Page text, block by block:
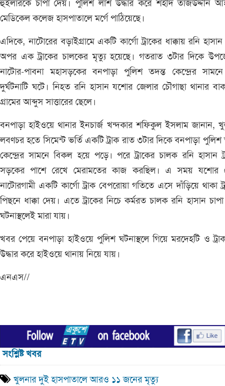
হুইলারকে চাপা দেয়। পুলিশ লাশ উদ্ধার করে শহীদ তাজউদ্দীন
মেডিকেল কলেজ হাসপাতালে মর্গে পাঠিয়েছে।
এদিকে, নাটোরের বড়াইগ্রামে একটি কার্গো ট্রাকের ধাক্কায় রনি
অপর এক ট্রাকের চালকের মৃত্যু হয়েছে। গতরাত ৩টার দিকে
নাটোর-পাবনা মহাসড়কের বনপাড়া পুলিশ তদন্ত কেন্দ্রের
দুর্ঘটনাটি ঘটে। নিহত রনি হাসান যশোর জেলার চৌগাছা থানার
গ্রামের আব্দুস সাত্তারের ছেলে।
বনপাড়া হাইওয়ে থানার ইনচার্জ খন্দকার শফিকুল ইসলাম জানান,
লবণচর হতে সিমেন্ট ভর্তি একটি ট্রাক রাত ৩টার দিকে বনপাড়া পুলিশ
কেন্দ্রের সামনে বিকল হয়ে পড়ে। পরে ট্রাকের চালক রনি হাসান
সড়কের পাশে রেখে মেরামতের কাজ করছিল। এ সময় যশোর
নাটোরগামী একটি কার্গো ট্রাক বেপরোয়া গতিতে এসে দাঁড়িয়ে থাকা
পিছনে ধাক্কা দেয়। এতে ট্রাকের নিচে কর্মরত চালক রনি হাসান
ঘটনাস্থলেই মারা যায়।
খবর পেয়ে বনপাড়া হাইওয়ে পুলিশ ঘটনাস্থলে গিয়ে মরদেহটি ও
উদ্ধার করে হাইওয়ে থানায় নিয়ে যায়।
এনএস//
সংশ্লিষ্ট খবর
খুলনার দুই হাসপাতালে আরও ১১ জনের মৃত্যু